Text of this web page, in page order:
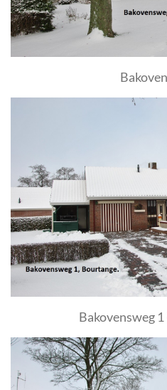
Bakovensweg 1